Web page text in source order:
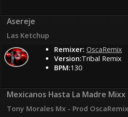
Asereje
Las Ketchup
Remixer: OscaRemix
Version:Tribal Remix
BPM:130
Mexicanos Hasta La Madre Mixx
Tony Morales Mx - Prod OscaRemix